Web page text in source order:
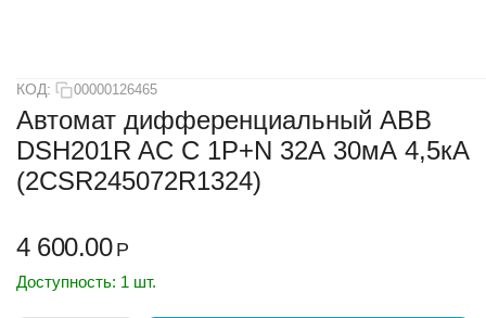
КОД: 00000126465
Автомат дифференциальный ABB
DSH201R AC C 1Р+N 32А 30мА 4,5кА
(2CSR245072R1324)
4 600.00 Р
Доступность: 1 шт.